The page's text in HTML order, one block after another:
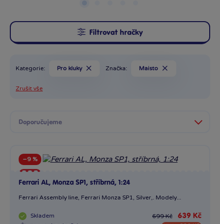
Filtrovat hračky
Kategorie: Pro kluky Značka: Maisto
Zrušit vše
−9 %
Sleva
Ferrari AL, Monza SP1, stříbrná, 1:24
Ferrari Assembly line, Ferrari Monza SP1, Silver,. Modely...
Skladem
699 Kč 639 Kč